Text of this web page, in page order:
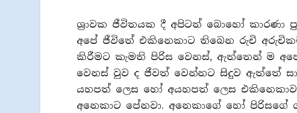
ශ‍්‍රාවක ජීවිතයක දී අපිටත් බොහෝ
අපේ ජීවිතේ එකිනෙකාට තිබෙන රුචි
කිරීමට කැමති පිරිස වෙනස්, ඇත්තෙන් ම
වෙනස් වුව ද ජීවත් වෙන්නට සිදුව ඇත්තේ
යහපත් ලෙස හෝ අයහපත් ලෙස එකිනෙකාව
අනෙකාට පේනවා. අනෙකාගේ හෝ පිරිසගේ